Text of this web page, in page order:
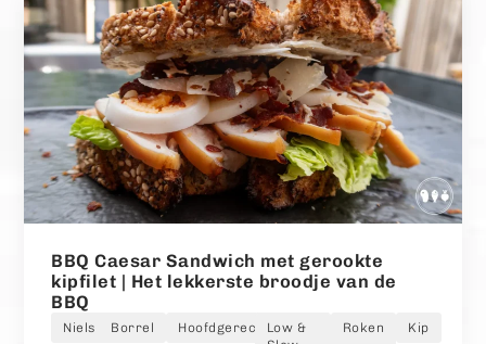
BBQ Caesar Sandwich met gerookte
kipfilet | Het lekkerste broodje van de
BBQ
Niels Borrel HoofdgerechtLow &
Roken Kip